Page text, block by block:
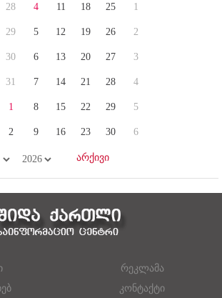
28
29
30
31
1
2
4
5
6
7
8
9
11
12
13
14
15
16
18
19
20
21
22
23
25
26
27
28
29
30
1
2
3
4
5
6
რეკლამა
კონტაქტი